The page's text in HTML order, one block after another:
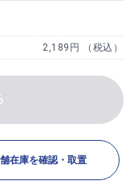
2,189円 （税込）
在庫を確認・取置